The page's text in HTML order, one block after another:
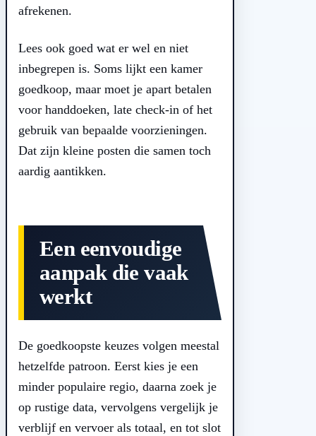
afrekenen.
Lees ook goed wat er wel en niet
inbegrepen is. Soms lijkt een kamer
goedkoop, maar moet je apart betalen
voor handdoeken, late check-in of het
gebruik van bepaalde voorzieningen.
Dat zijn kleine posten die samen toch
aardig aantikken.
Een eenvoudige
aanpak die vaak
werkt
De goedkoopste keuzes volgen meestal
hetzelfde patroon. Eerst kies je een
minder populaire regio, daarna zoek je
op rustige data, vervolgens vergelijk je
verblijf en vervoer als totaal, en tot slot